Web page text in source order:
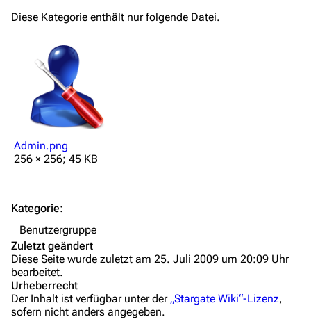
Kommerzielles
Hilfe
Autorenportal
Themengruppen
Anfragen
Administrations-Übersicht
Vandalismus melden
Diese Kategorie enthält nur folgende Datei.
Admin.png
256 × 256; 45 KB
Kategorie:
Benutzergruppe
Zuletzt geändert
Diese Seite wurde zuletzt am 25. Juli 2009 um 20:09 Uhr
bearbeitet.
Urheberrecht
Der Inhalt ist verfügbar unter der „Stargate Wiki“-Lizenz,
sofern nicht anders angegeben.